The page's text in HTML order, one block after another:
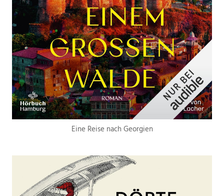
Eine Reise nach Georgien